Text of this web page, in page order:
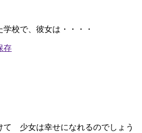
校で、彼女は・・・・
て 少女は幸せになれるのでしょう